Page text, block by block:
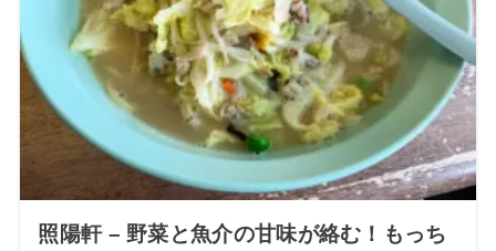
照陽軒 – 野菜と魚介の甘味が絡む！もっち